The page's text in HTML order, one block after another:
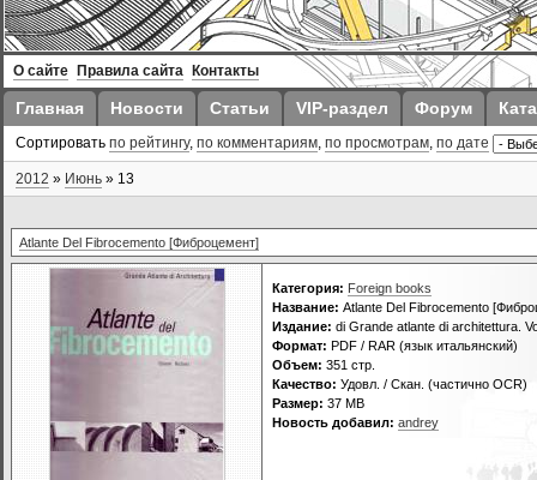
О сайте Правила сайта Контакты
Главная Новости Статьи VIP-раздел Форум
Сортировать по рейтингу, по комментариям, по просмотрам, по дате
2012 » Июнь » 13
Atlante Del Fibrocemento [Фиброцемент]
Категория: Foreign books
Название: Atlante Del Fibrocemento
Издание: di Grande atlante di architettura.
Формат: PDF / RAR (язык итальянский)
Объем: 351 стр.
Качество: Удовл. / Скан. (частично OCR)
Размер: 37 MB
Новость добавил: andrey